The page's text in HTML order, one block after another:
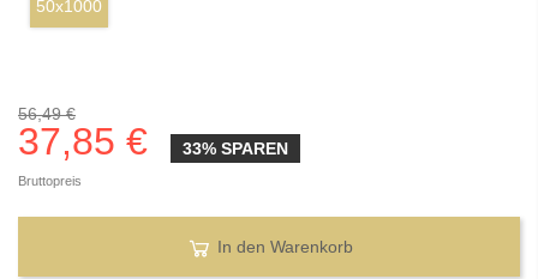
50x1000
56,49 €
37,85 € 33% SPAREN
Bruttopreis
In den Warenkorb